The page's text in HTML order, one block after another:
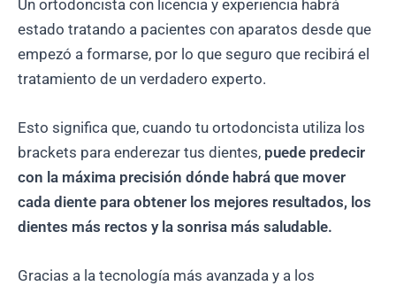
Un ortodoncista con licencia y experiencia habrá
estado tratando a pacientes con aparatos desde que
empezó a formarse, por lo que seguro que recibirá el
tratamiento de un verdadero experto.
Esto significa que, cuando tu ortodoncista utiliza los
brackets para enderezar tus dientes, puede predecir
con la máxima precisión dónde habrá que mover
cada diente para obtener los mejores resultados, los
dientes más rectos y la sonrisa más saludable.
Gracias a la tecnología más avanzada y a los